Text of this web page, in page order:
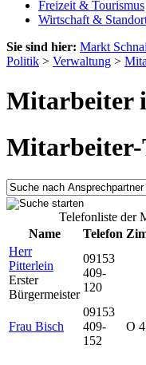
Freizeit & Tourismus
Wirtschaft &
Sie sind hier: Markt
Politik > Verwaltung >
Mitarbeiter
Mitarbeiter-
Telefonliste der
Name
Telefon
Herr
Pitterlein
Erster
Bürgermeister
09153
409-
120
Frau Bisch
09153
409-
152
O 4